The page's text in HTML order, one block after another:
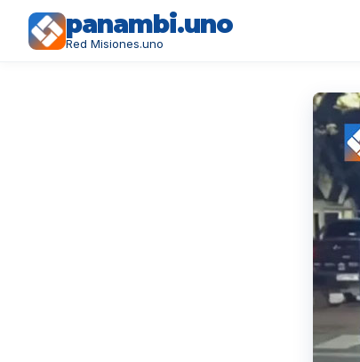
panambi.uno
Red Misiones.uno